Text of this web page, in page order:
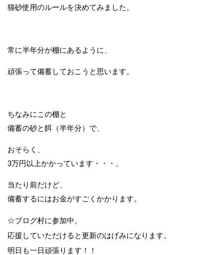
猫砂使用のルールを決めてみました。
常に半年分が棚にあるように、
頑張って備蓄しておこうと思います。
ちなみにこの棚と
備蓄の砂と餌（半年分）で、
おそらく、
3万円以上かかっています・・・。
当たり前だけど、
備蓄するにはお金がすごくかかります。
☆ブログ村に参加中。
応援していただけると更新のはげみになります。
明日も一日頑張ります！！